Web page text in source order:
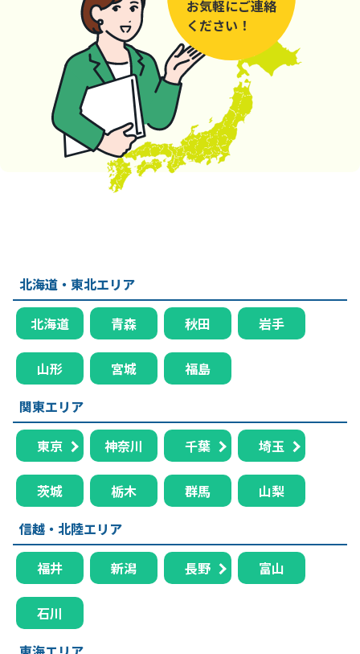
お気軽にご連絡
ください！
北海道・東北エリア
北海道 青森 秋田 岩手
山形 宮城
福島
関東エリア
東京 神奈川 千葉 埼玉
茨城 栃木 群馬
山梨
信越・北陸エリア
福井 新潟 長野 富山
石川